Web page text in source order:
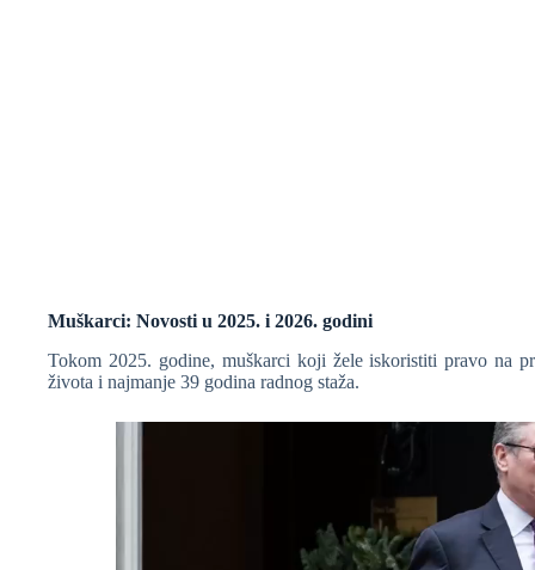
Muškarci: Novosti u 2025. i 2026. godini
Tokom 2025. godine, muškarci koji žele iskoristiti pravo na
života i najmanje 39 godina radnog staža.